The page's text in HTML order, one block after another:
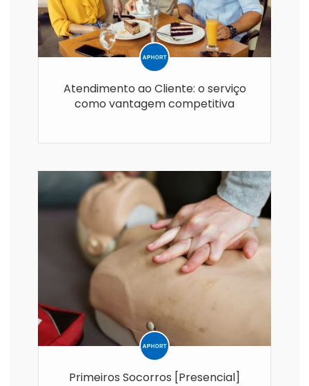
Atendimento ao Cliente: o serviço
como vantagem competitiva
Primeiros Socorros [Presencial]